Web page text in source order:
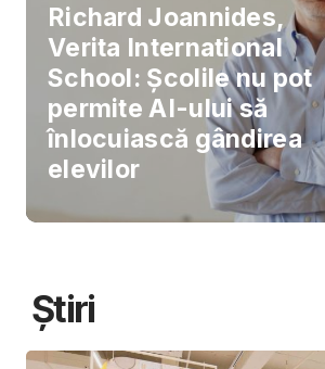
Richard Joannides,
Verita International
School: Școlile nu pot
permite AI-ului să
înlocuiască gândirea
elevilor
Știri